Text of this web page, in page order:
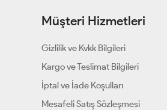
Müşteri Hizmetleri
Gizlilik ve Kvkk Bilgileri
Kargo ve Teslimat Bilgileri
İptal ve İade Koşulları
Mesafeli Satış Sözleşmesi